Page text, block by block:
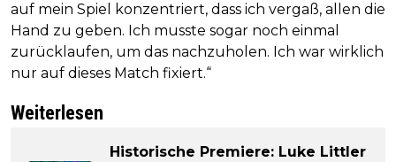
auf mein Spiel konzentriert, dass ich vergaß, allen die
Hand zu geben. Ich musste sogar noch einmal
zurücklaufen, um das nachzuholen. Ich war wirklich
nur auf dieses Match fixiert.“
Weiterlesen
Historische Premiere: Luke Littler